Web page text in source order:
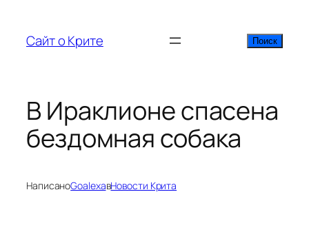
содержимому
Сайт о Крите Поиск
Поиск
В Ираклионе спасена
бездомная собака
НаписаноGoalexaвНовости Крита